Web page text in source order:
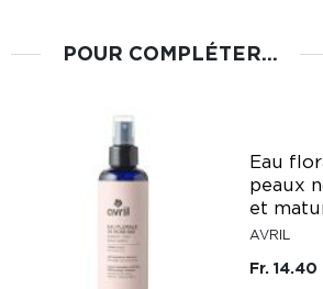
POUR COMPLÉTER...
Eau
peaux
et
AVRIL
Fr. 14.40